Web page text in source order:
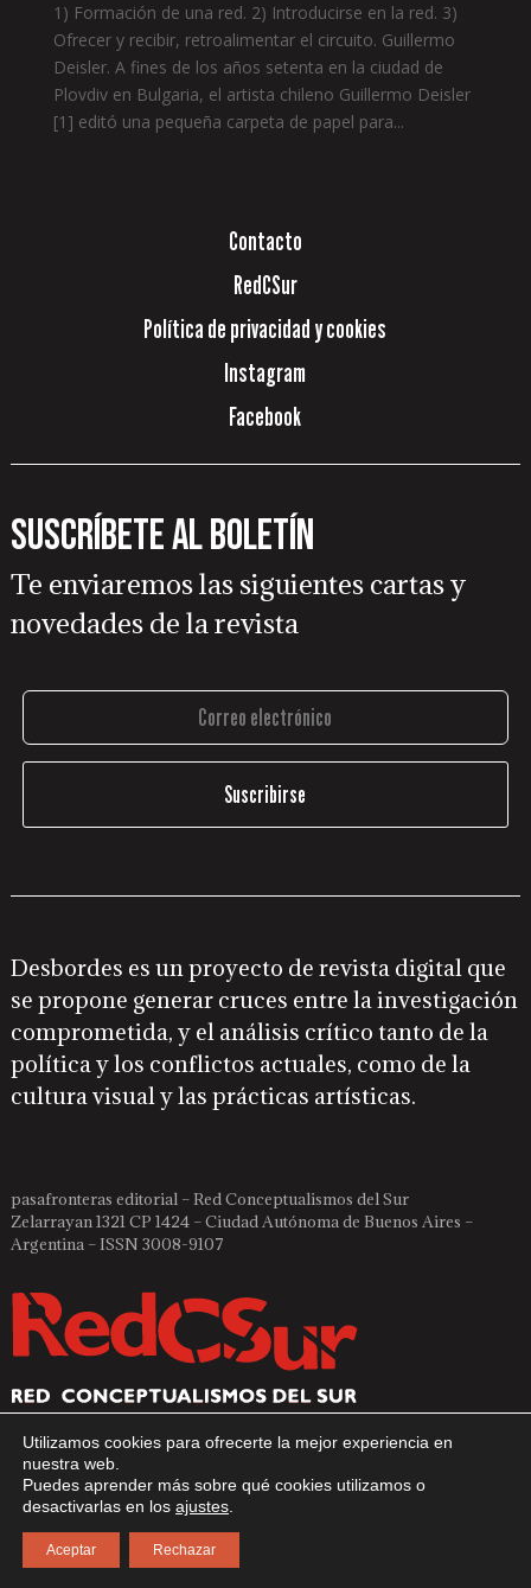
1) Formación de una red. 2) Introducirse en la red. 3)
Ofrecer y recibir, retroalimentar el circuito. Guillermo
Deisler. A fines de los años setenta en la ciudad de
Plovdiv en Bulgaria, el artista chileno Guillermo Deisler
[1] editó una pequeña carpeta de papel para...
Contacto
RedCSur
Política de privacidad y cookies
Instagram
Facebook
Suscríbete al boletín
Te enviaremos las siguientes cartas y
novedades de la revista
Desbordes es un proyecto de revista digital que
se propone generar cruces entre la investigación
comprometida, y el análisis crítico tanto de la
política y los conflictos actuales, como de la
cultura visual y las prácticas artísticas.
pasafronteras editorial – Red Conceptualismos del Sur
Zelarrayan 1321 CP 1424 – Ciudad Autónoma de Buenos Aires –
Argentina – ISSN 3008-9107
Utilizamos cookies para ofrecerte la mejor experiencia en
nuestra web.
Puedes aprender más sobre qué cookies utilizamos o
desactivarlas en los ajustes
Aceptar Rechazar